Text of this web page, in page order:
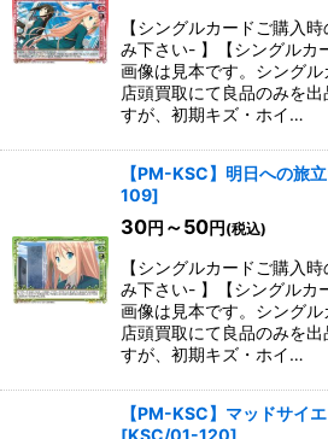
【シングルカードご購入
み下さい- 】【シングルカ
画像は見本です。シング
店頭買取にて良品のみを
すが、初期キズ・ホイ…
【PM-KSC】明日への旅立
109]
30円 ～50円 (税込)
【シングルカードご購入
み下さい- 】【シングルカ
画像は見本です。シング
店頭買取にて良品のみを
すが、初期キズ・ホイ…
【PM-KSC】マッドサイエ
[KSC/01-120]